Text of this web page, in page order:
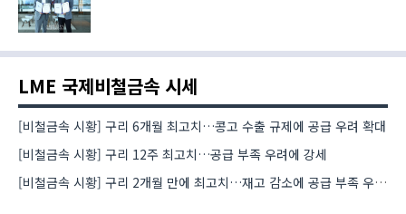
LME 국제비철금속 시세
[비철금속 시황] 구리 6개월 최고치…콩고 수출 규제에 공급 우려 확대
[비철금속 시황] 구리 12주 최고치…공급 부족 우려에 강세
[비철금속 시황] 구리 2개월 만에 최고치…재고 감소에 공급 부족 우려 확대